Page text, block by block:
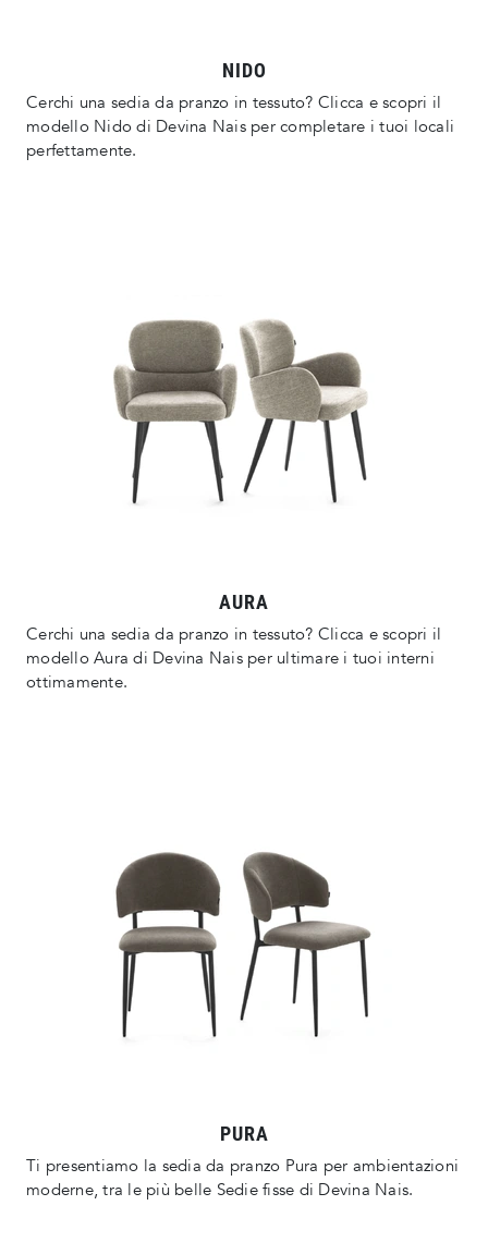
NIDO
Cerchi una sedia da pranzo in tessuto? Clicca e scopri il
modello Nido di Devina Nais per completare i tuoi locali
perfettamente.
AURA
Cerchi una sedia da pranzo in tessuto? Clicca e scopri il
modello Aura di Devina Nais per ultimare i tuoi interni
ottimamente.
PURA
Ti presentiamo la sedia da pranzo Pura per ambientazioni
moderne, tra le più belle Sedie fisse di Devina Nais.